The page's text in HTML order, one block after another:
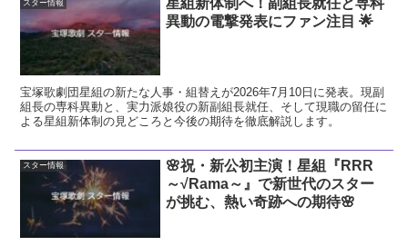
スター情報
異動の電撃発表にファン注目 🌟
宝塚歌劇団星組の新たな人事・組替えが2026年7月10日に発表。現副
組長の専科異動と、実力派娘役の新副組長就任、そして現職の留任に
よる星組新体制の見どころと今後の期待を徹底解説します。
スター情報
🌸祝・新公初主演！星組『RRR
～√Rama～』で新世代のスター
が挑む、熱い奇跡への期待🌸